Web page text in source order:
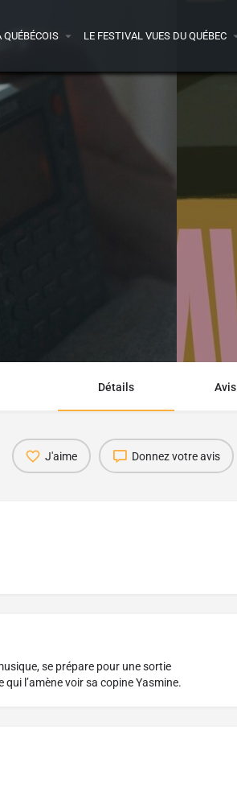
QUÉBÉCOIS LE FESTIVAL VUES DU QUÉBEC
Détails Avis
J'aime Donnez votre avis
se prépare pour une sortie
l’amène voir sa copine Yasmine.